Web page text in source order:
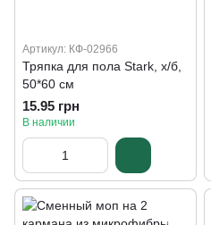
Артикул: КФ-02966
Тряпка для пола Stark, х/б,
50*60 см
15.95 грн
В наличии